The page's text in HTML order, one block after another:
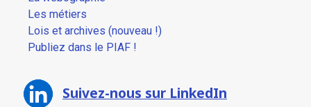
Les métiers
Lois et archives (nouveau !)
Publiez dans le PIAF !
Suivez-nous sur LinkedIn